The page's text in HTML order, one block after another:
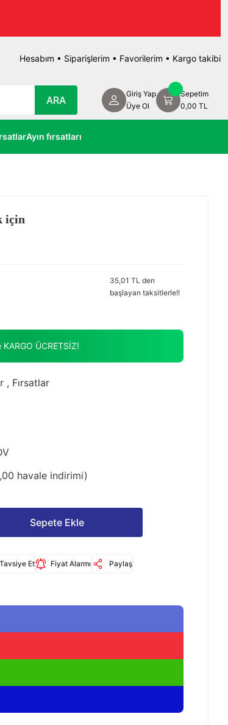
Hesabım • Siparişlerim • Favorilerim • Kargo takibi
ARA
Giriş Yap
Üye Ol
Sepetim
0,00 TL
Ayın fırsatları
için
35,01 TL den
başlayan taksitlerle!!
ÜCRETSİZ!
, Fırsatlar
havale indirimi)
Sepete Ekle
Tavsiye Et Fiyat Alarmı Paylaş